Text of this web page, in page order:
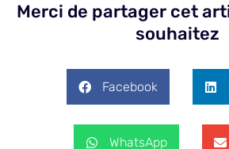
Merci de partager cet
souhaitez
Facebook
WhatsApp